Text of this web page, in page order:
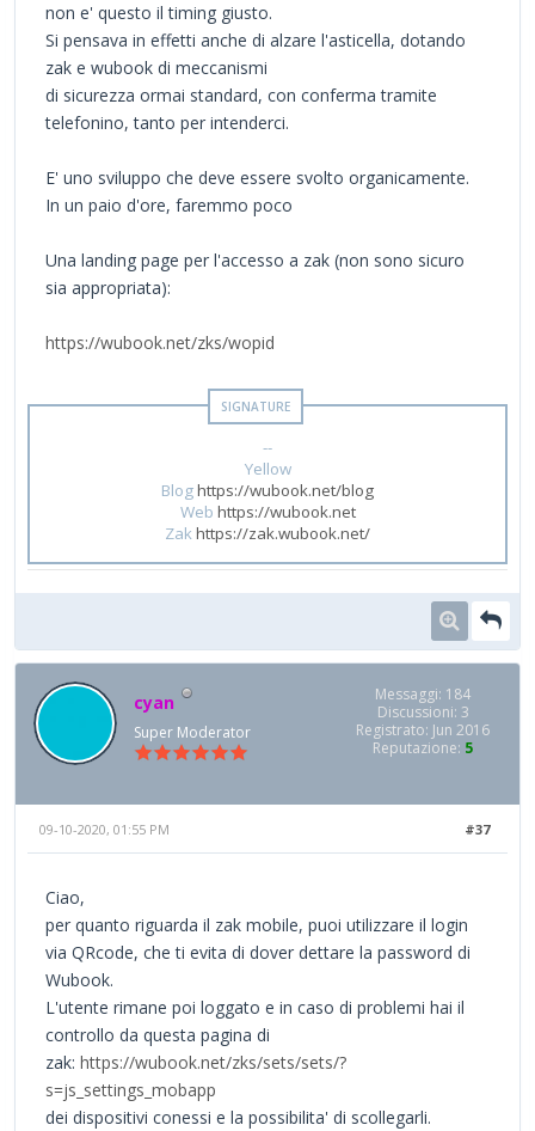
non e' questo il timing giusto.
Si pensava in effetti anche di alzare l'asticella, dotando
zak e wubook di meccanismi
di sicurezza ormai standard, con conferma tramite
telefonino, tanto per intenderci.
E' uno sviluppo che deve essere svolto organicamente.
In un paio d'ore, faremmo poco
Una landing page per l'accesso a zak (non sono sicuro
sia appropriata):
https://wubook.net/zks/wopid
--
Yellow
Bloghttps://wubook.net/blog
Web https://wubook.net
Zakhttps://zak.wubook.net/
cyan
Super Moderator
Messaggi: 184
Discussioni: 3
Registrato: Jun 2016
Reputazione: 5
#37
09-10-2020, 01:55 PM
Ciao,
per quanto riguarda il zak mobile, puoi utilizzare il login
via QRcode, che ti evita di dover dettare la password di
Wubook.
L'utente rimane poi loggato e in caso di problemi hai il
controllo da questa pagina di
zak: https://wubook.net/zks/sets/sets/?
s=js_settings_mobapp
dei dispositivi conessi e la possibilita' di scollegarli.